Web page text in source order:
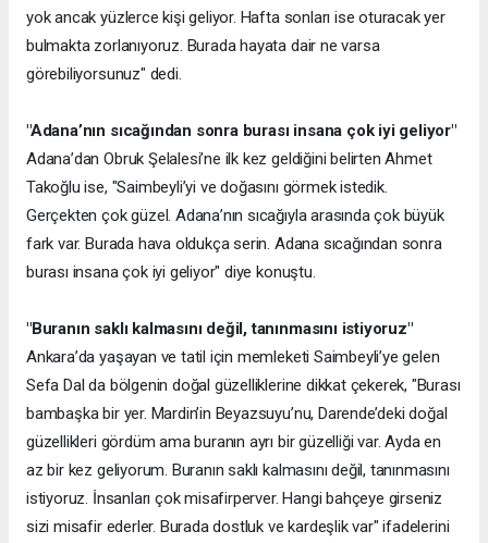
yok ancak yüzlerce kişi geliyor. Hafta sonları ise oturacak yer
bulmakta zorlanıyoruz. Burada hayata dair ne varsa
görebiliyorsunuz" dedi.
"Adana’nın sıcağından sonra burası insana çok iyi geliyor"
Adana’dan Obruk Şelalesi’ne ilk kez geldiğini belirten Ahmet
Takoğlu ise, "Saimbeyli’yi ve doğasını görmek istedik.
Gerçekten çok güzel. Adana’nın sıcağıyla arasında çok büyük
fark var. Burada hava oldukça serin. Adana sıcağından sonra
burası insana çok iyi geliyor" diye konuştu.
"Buranın saklı kalmasını değil, tanınmasını istiyoruz"
Ankara’da yaşayan ve tatil için memleketi Saimbeyli’ye gelen
Sefa Dal da bölgenin doğal güzelliklerine dikkat çekerek, "Burası
bambaşka bir yer. Mardin’in Beyazsuyu’nu, Darende’deki doğal
güzellikleri gördüm ama buranın ayrı bir güzelliği var. Ayda en
az bir kez geliyorum. Buranın saklı kalmasını değil, tanınmasını
istiyoruz. İnsanları çok misafirperver. Hangi bahçeye girseniz
sizi misafir ederler. Burada dostluk ve kardeşlik var" ifadelerini